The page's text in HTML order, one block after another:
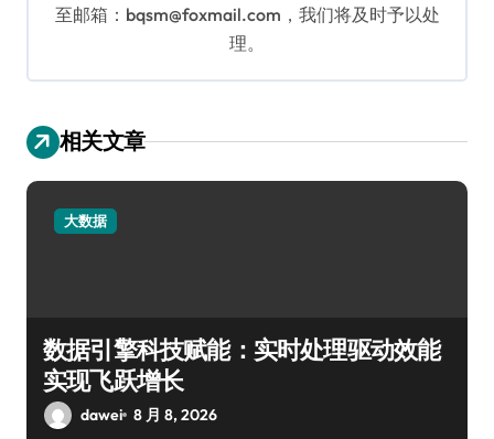
至邮箱：bqsm@foxmail.com，我们将及时予以处
理。
相关文章
大数据
数据引擎科技赋能：实时处理驱动效能
实现飞跃增长
dawei 8 月 8, 2026